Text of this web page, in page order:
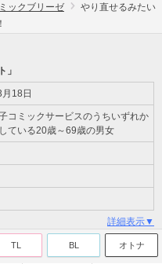
ックブリーゼ
やり直せるみたい
」
18日
コミックサービスのうちいずれか
ている20歳～69歳の男女
詳細表示▼
TL BL オトナ